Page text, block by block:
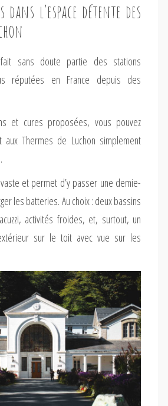
dans l’espace détente des
sans doute partie des stations
réputées en France depuis des
et cures proposées, vous pouvez
Thermes de Luchon simplement
et permet d’y passer une demie-
les batteries. Au choix : deux bassins
activités froides, et, surtout, un
sur le toit avec vue sur les